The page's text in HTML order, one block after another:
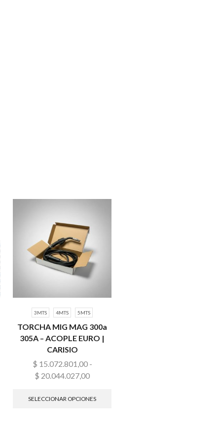
3MTS 4MTS 5MTS
TORCHA MIG MAG 300a
305A – ACOPLE EURO |
CARISIO
$ 15.072.801,00 -
$ 20.044.027,00
SELECCIONAR OPCIONES